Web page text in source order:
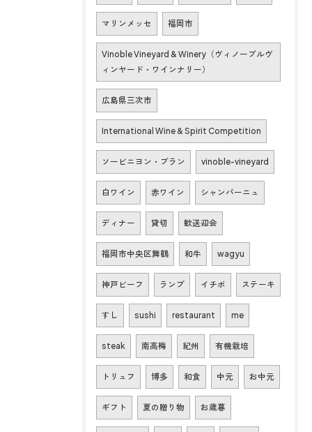
マリンメッセ 福岡市
Vinoble Vineyard & Winery（ヴィノーブルヴ
ィンヤード・ワインナリー）
広島県三次市
International Wine & Spirit Competition
ソービニヨン・ブラン vinoble-vineyard
白ワイン 赤ワイン シャンパーニュ
ディナー 貸切 歓送迎会
福岡市中央区舞鶴 和牛 wagyu
神戸ビーフ ランプ イチボ ステーキ
すし sushi restaurant me
steak 南高梅 紀州 有機栽培
トリュフ 博多 和食 中元 お中元
ギフト 夏の贈り物 お歳暮